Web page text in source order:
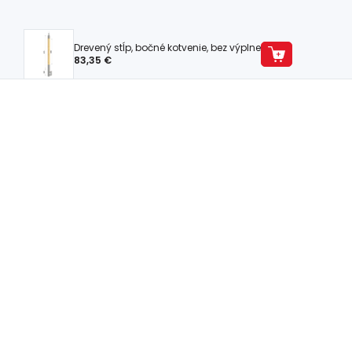
Drevený stĺp, bočné kotvenie, bez výplne
83,35 €